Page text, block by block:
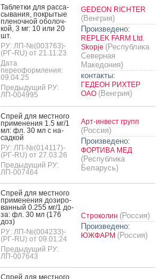
Таб­летки для рас­са­
сыва­ния, пок­ры­тые
пле­ноч­ной обо­лоч­
кой, 3 мг: 10 или 20
шт.
РУ: ЛП-№(003763)-
(РГ-RU) от 21.11.23
Дата
переоформления:
09.04.25
Предыдущий РУ:
ЛП-004995
GEDEON RICHTER
(Венгрия)
Произведено:
REPLEK FARM Ltd.
Skopje (Республика
Северная
Македония)
контакты:
ГЕДЕОН РИХТЕР
ОАО (Венгрия)
Спрей для мес­тно­го
при­мене­ния 1.5 мг/1
мл: фл. 30 мл с на­
сад­кой
РУ: ЛП-№(014117)-
(РГ-RU) от 27.03.26
Предыдущий РУ:
ЛП-007464
Арт-инвест групп
(Россия)
Произведено:
ФОРТИВА МЕД
(Республика
Беларусь)
Спрей для мес­тно­го
при­мене­ния до­зиро­
ван­ный 0.255 мг/1 до­
за: фл. 30 мл (176
доз)
РУ: ЛП-№(004233)-
(РГ-RU) от 09.01.24
Предыдущий РУ:
ЛП-007643
Строколин (Россия)
Произведено:
ЮЖФАРМ (Россия)
Спрей для мес­тно­го